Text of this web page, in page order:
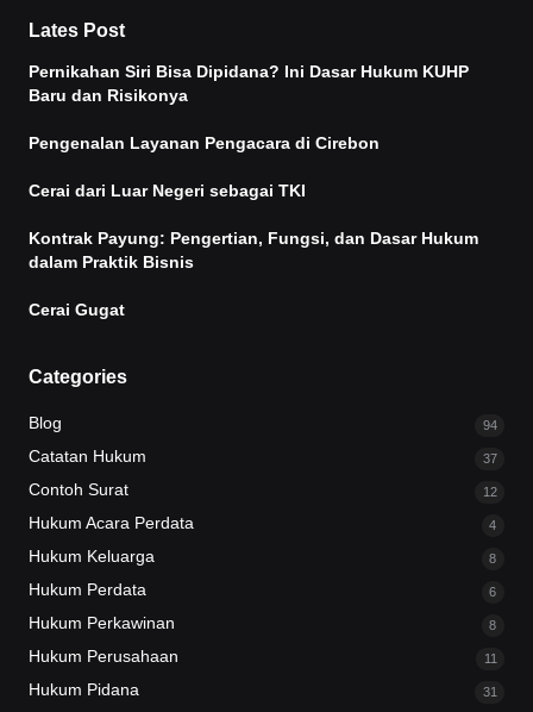
Lates Post
Pernikahan Siri Bisa Dipidana? Ini Dasar Hukum KUHP
Baru dan Risikonya
Pengenalan Layanan Pengacara di Cirebon
Cerai dari Luar Negeri sebagai TKI
Kontrak Payung: Pengertian, Fungsi, dan Dasar Hukum
dalam Praktik Bisnis
Cerai Gugat
Categories
Blog 94
Catatan Hukum 37
Contoh Surat 12
Hukum Acara Perdata 4
Hukum Keluarga 8
Hukum Perdata 6
Hukum Perkawinan 8
Hukum Perusahaan 11
Hukum Pidana 31